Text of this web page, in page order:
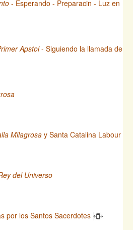
- Esperando - Preparacin - Luz en
Apstol- Siguiendo la llamada de
Milagrosa y Santa Catalina Labour
del Universo
por los Santos Sacerdotes